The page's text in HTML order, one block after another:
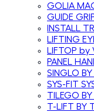
GOLIA
GUIDE
INSTALL
LIFTING
LIFTOP by
PANEL
SINGLO BY
SYS-FIT
TILEGO BY
T-LIFT BY